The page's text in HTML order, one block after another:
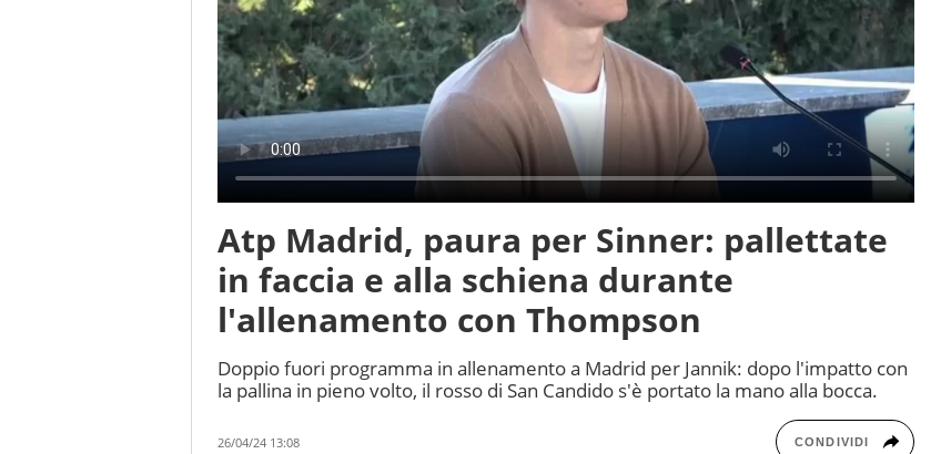
Atp Madrid, paura per Sinner: pallettate
in faccia e alla schiena durante
l'allenamento con Thompson
Doppio fuori programma in allenamento a Madrid per Jannik: dopo l'impatto con
la pallina in pieno volto, il rosso di San Candido s'è portato la mano alla bocca.
26/04/24 13:08 CONDIVIDI